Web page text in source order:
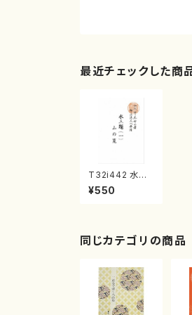
最近チェックした商
T32i442 水三
題(一)山の筧（尺
八/宮城道雄/楽
¥550
同じカテゴリの商品